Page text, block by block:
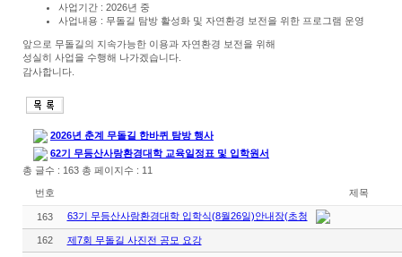
사업기간 : 2026년 중
사업내용 : 무돌길 탐방 활성화 및 자연환경 보전을 위한 프로그램 운영
앞으로 무돌길의 지속가능한 이용과 자연환경 보전을 위해
성실히 사업을 수행해 나가겠습니다.
감사합니다.
2026년 춘계 무돌길 한바퀴 탐방 행사
62기 무등산사랑환경대학 교육일정표 및 입학원서
총 글수 : 163 총 페이지수 : 11
번호 제목
163 63기 무등산사랑환경대학 입학식(8월26일)안내장(초청
162 제7회 무돌길 사진전 공모 요강